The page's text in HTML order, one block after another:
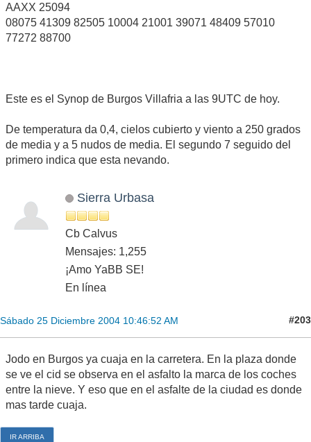
AAXX 25094
08075 41309 82505 10004 21001 39071 48409 57010
77272 88700
Este es el Synop de Burgos Villafria a las 9UTC de hoy.
De temperatura da 0,4, cielos cubierto y viento a 250 grados
de media y a 5 nudos de media. El segundo 7 seguido del
primero indica que esta nevando.
Sierra Urbasa
Cb Calvus
Mensajes: 1,255
¡Amo YaBB SE!
En línea
Sábado 25 Diciembre 2004 10:46:52 AM #203
Jodo en Burgos ya cuaja en la carretera. En la plaza donde
se ve el cid se observa en el asfalto la marca de los coches
entre la nieve. Y eso que en el asfalte de la ciudad es donde
mas tarde cuaja.
IR ARRIBA